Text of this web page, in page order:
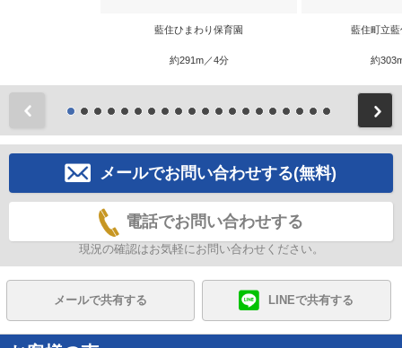
藍住ひまわり保育園
約291m／4分
藍住町立
約
前
メールでお問い合わせする(無料)
電話でお問い合わせする
現況の確認はお気軽にお問い合わせください。
メールで共有する LINEで共有する